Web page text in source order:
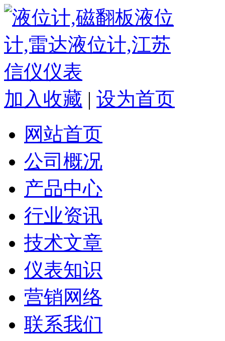
加入收藏 | 设为首页
网站首页
公司概况
产品中心
行业资讯
技术文章
仪表知识
营销网络
联系我们